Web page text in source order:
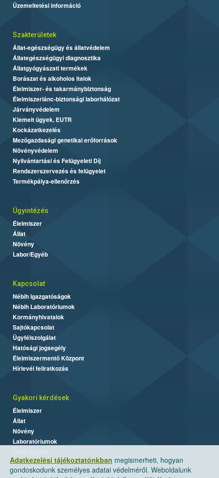
Adatkezelési tájékoztatónkban megismerheti, hogyan
gondoskodunk személyes adatai védelméről. Weboldalunk
Üzemeltetési információ
Szakterületek
Állat-egészségügy és állatvédelem
Állategészségügyi diagnosztika
Állatgyógyászati termékek
Borászat és alkoholos italok
Élelmiszer- és takarmánybiztonság
Élelmiszerlánc-biztonsági laborhálózat
Járványvédelem
Kiemelt ügyek, EUTR
Kockázatkezelés
Mezőgazdasági genetikai erőforrások
Növényvédelem
Nyilvántartási és Felügyeleti Díj
Rendszerszervezés és felügyelet
Termékpálya-ellenőrzés
Ügyintézés
Élelmiszer
Állat
Növény
Labor/Egyéb
Kapcsolat
Nébih Igazgatóságok
Nébih Laboratóriumok
Kormányhivatalok
Sajtókapcsolat
Ügyfélszolgálat
Hatósági jogsegély
Élelmiszermentő Központ
Hírlevél feliratkozás
Gyakori kérdések
Élelmiszer
Állat
Növény
Laboratóriumok